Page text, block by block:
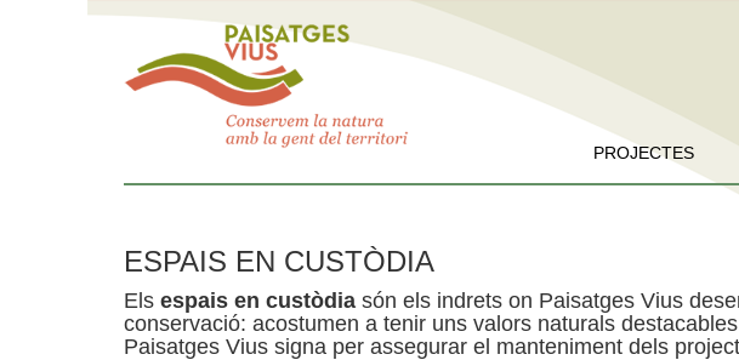
PROJECTES
ESPAIS EN CUSTÒDIA
Els espais en custòdia són els indrets on Paisatges Vius
conservació: acostumen a tenir uns valors naturals
Paisatges Vius signa per assegurar el manteniment dels